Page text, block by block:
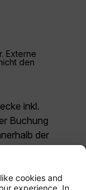
Externe
den
inkl.
Buchung
der
für die
handelt es